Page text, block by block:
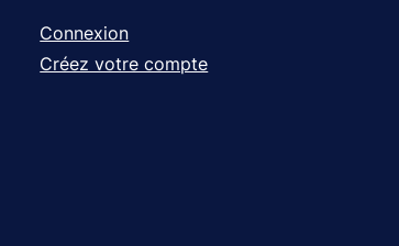
Connexion
Créez votre compte